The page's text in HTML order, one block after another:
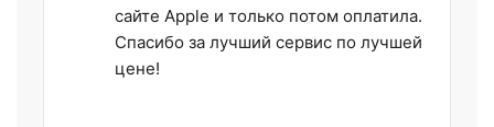
сайте Apple и только потом оплатила.
Спасибо за лучший сервис по лучшей
цене!